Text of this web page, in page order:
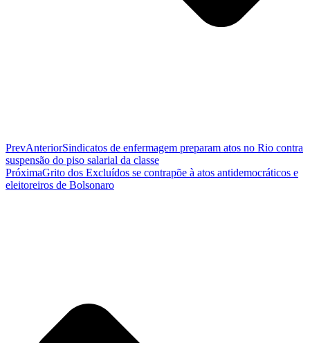
PrevAnteriorSindicatos de enfermagem preparam atos no Rio contra
suspensão do piso salarial da classe
PróximaGrito dos Excluídos se contrapõe à atos antidemocráticos e
eleitoreiros de Bolsonaro